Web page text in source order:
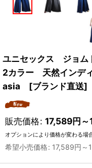
ユニセックス ジョム
2カラー 天然インデ
asia [ブランド直送]
販売価格: 17,589円
オプションにより価格が変わる場
希望小売価格: 17,589円 ～